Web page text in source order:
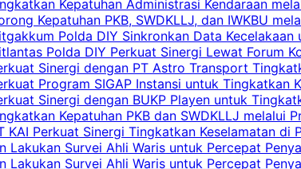
Kepatuhan Administrasi Kendaraan
Kepatuhan PKB, SWDKLLJ, dan IWKBU
Polda DIY Sinkronkan Data
Polda DIY Perkuat Sinergi Lewat Forum
Sinergi dengan PT Astro Transport
Program SIGAP Instansi untuk Tingkatkan
Sinergi dengan BUKP Playen untuk
Kepatuhan PKB dan SWDKLLJ melalui
KAI Perkuat Sinergi Tingkatkan Keselamatan di
Lakukan Survei Ahli Waris untuk Percepat
Lakukan Survei Ahli Waris untuk Percepat